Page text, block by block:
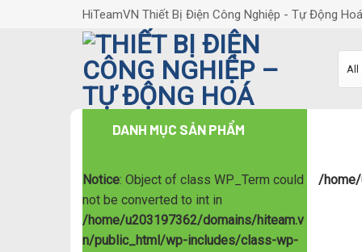
HiTeamVN Thiết Bị Điện Công Nghiệp - Tự Động Hoá
DANH MỤC SẢN PHẨM
Notice: Object of class WP_Term could
not be converted to int in
/home/u203197362/domains/hiteam.v
n/public_html/wp-includes/class-wp-
/